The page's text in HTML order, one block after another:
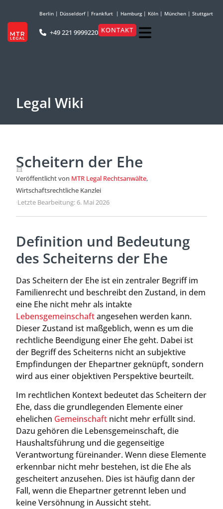
Berlin | Düsseldorf| Frankfurt | Hamburg| Köln | München | Stuttgart
+49 221 9999220 KONTAKT
Legal Wiki
Scheitern der Ehe
Veröffentlicht von MTR Legal Rechtsanwälte,
Wirtschaftsrechtliche Kanzlei
·Letzte Bearbeitung: 6. Mai 2026
Definition und Bedeutung
des Scheiterns der Ehe
Das Scheitern der Ehe ist ein zentraler Begriff im
Familienrecht und beschreibt den Zustand, in dem
eine Ehe nicht mehr als intakte
Lebensgemeinschaftangesehen werden kann.
Dieser Zustand ist maßgeblich, wenn es um die
rechtliche Beendigung einer Ehe geht. Dabei ist
der Begriff des Scheiterns nicht an subjektive
Empfindungen der Ehepartner geknüpft, sondern
wird aus einer objektiven Perspektive beurteilt.
Im rechtlichen Kontext bedeutet das Scheitern der
Ehe, dass die grundlegenden Elemente einer
ehelichen Gemeinschaft nicht mehr erfüllt sind.
Dazu gehören die Lebensgemeinschaft, die
Haushaltsführung und die gegenseitige
Verantwortung füreinander. Wenn diese Elemente
erkennbar nicht mehr bestehen, ist die Ehe als
gescheitert anzusehen. Dies ist häufig dann der
Fall, wenn die Ehepartner getrennt leben und
keine Versöhnung in Aussicht steht.